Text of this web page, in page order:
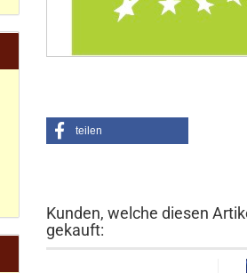
teilen
Kunden, welche diesen
gekauft: